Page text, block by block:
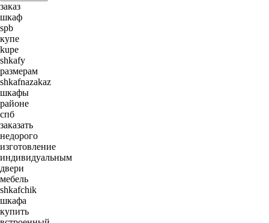
заказ
шкаф
spb
купе
kupe
shkafy
размерам
shkafnazakaz
шкафы
районе
спб
заказать
недорого
изготовление
индивидуальным
двери
мебель
shkafchik
шкафа
купить